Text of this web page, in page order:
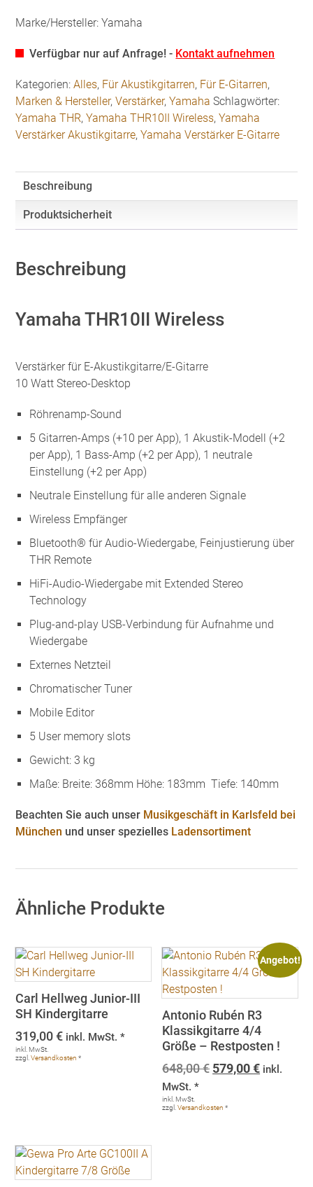
Marke/Hersteller: Yamaha
Verfügbar nur auf Anfrage! - Kontakt aufnehmen
Kategorien:Alles, Für Akustikgitarren, Für E-Gitarren,
Marken & Hersteller,Verstärker,Yamaha Schlagwörter:
Yamaha THR,Yamaha THR10II Wireless,Yamaha
Verstärker Akustikgitarre,Yamaha Verstärker E-Gitarre
Beschreibung
Produktsicherheit
Beschreibung
Yamaha THR10II Wireless
Verstärker für E-Akustikgitarre/E-Gitarre
10 Watt Stereo-Desktop
Röhrenamp-Sound
5 Gitarren-Amps (+10 per App), 1 Akustik-Modell (+2
per App), 1 Bass-Amp (+2 per App), 1 neutrale
Einstellung (+2 per App)
Neutrale Einstellung für alle anderen Signale
Wireless Empfänger
Bluetooth® für Audio-Wiedergabe, Feinjustierung über
THR Remote
HiFi-Audio-Wiedergabe mit Extended Stereo
Technology
Plug-and-play USB-Verbindung für Aufnahme und
Wiedergabe
Externes Netzteil
Chromatischer Tuner
Mobile Editor
5 User memory slots
Gewicht: 3 kg
Maße: Breite: 368mm Höhe: 183mm Tiefe: 140mm
Beachten Sie auch unser Musikgeschäft in Karlsfeld bei
München und unser spezielles Ladensortiment
Ähnliche Produkte
Carl Hellweg Junior-III
SH Kindergitarre
319,00€ inkl. MwSt. *
inkl. MwSt.
zzgl.Versandkosten *
Angebot!
Antonio Rubén R3
Klassikgitarre 4/4
Größe – Restposten !
648,00€ Ursprünglicher
579,00€Aktueller
inkl.
MwSt. *
inkl. MwSt.
zzgl.Versandkosten *